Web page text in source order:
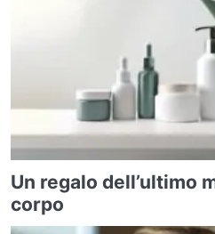
Un regalo dell’ultimo
corpo